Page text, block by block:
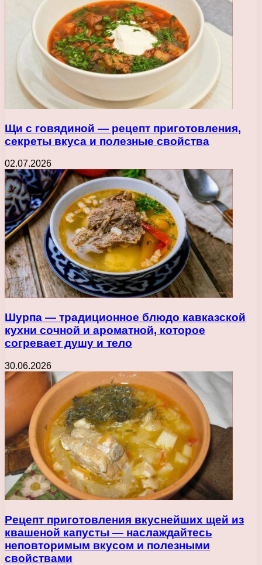
Щи с говядиной — рецепт приготовления,
секреты вкуса и полезные свойства
02.07.2026
Шурпа — традиционное блюдо кавказской
кухни сочной и ароматной, которое
согревает душу и тело
30.06.2026
Рецепт приготовления вкуснейших щей из
квашеной капусты — наслаждайтесь
неповторимым вкусом и полезными
свойствами